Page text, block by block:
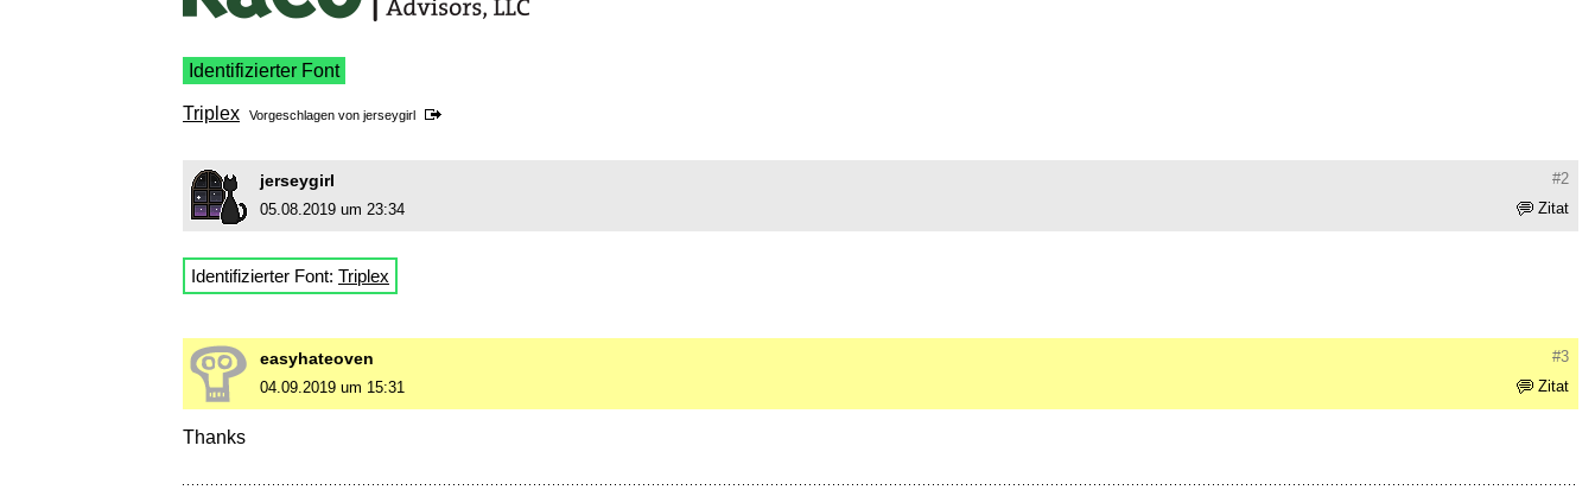
Identifizierter Font
Triplex Vorgeschlagen von jerseygirl
#2
jerseygirl
Zitat
05.08.2019 um 23:34
Identifizierter Font: Triplex
#3
easyhateoven
Zitat
04.09.2019 um 15:31
Thanks